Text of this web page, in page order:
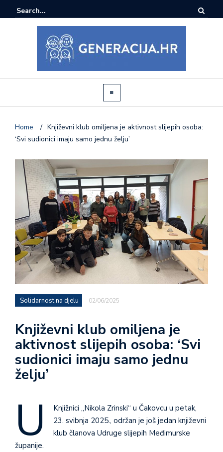
Home / Književni klub omiljena je aktivnost slijepih osoba:
‘Svi sudionici imaju samo jednu želju’
Solidarnost na djelu 02/06/2025
Književni klub omiljena je
aktivnost slijepih osoba: ‘Svi
sudionici imaju samo jednu
želju’
U
Knjižnici „Nikola Zrinski“ u Čakovcu u petak,
23. svibnja 2025., održan je još jedan književni
klub članova Udruge slijepih Međimurske
županije.